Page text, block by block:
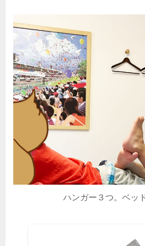
ハンガー３つ。ベッ